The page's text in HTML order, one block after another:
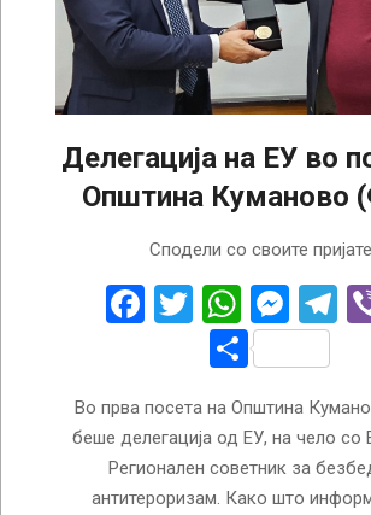
Делегација на ЕУ во
Општина Куманово
Сподели со своите
Facebook
Twitter
Share
Во прва посета на Општина
беше делегација од ЕУ, на чело со
Регионален советник за
антитероризам. Како што